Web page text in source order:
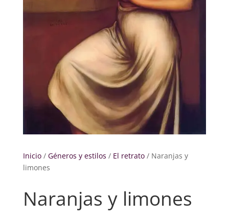
Inicio/ Géneros y estilos / El retrato/ Naranjas y
limones
Naranjas y limones